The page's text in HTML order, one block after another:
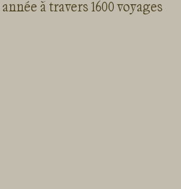
à travers 1600 voyages